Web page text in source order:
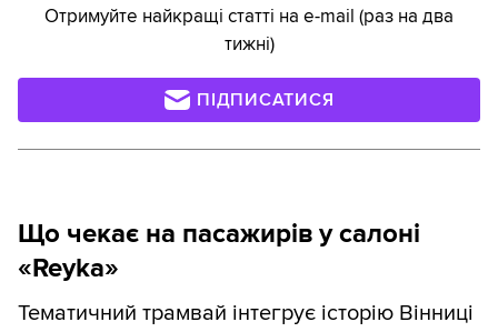
Отримуйте найкращі статті на e-mail (раз на два
тижні)
ПІДПИСАТИСЯ
Що чекає на пасажирів у салоні
«Reyka»
Тематичний трамвай інтегрує історію Вінниці